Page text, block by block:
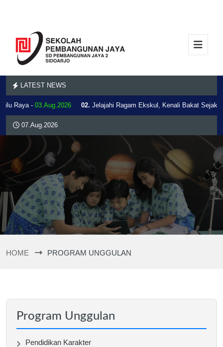
LATEST NEWS
Raya -03.Aug.2026 02.Jelajahi Ragam Ekskul, Kenali Bakat Sejak
07.Aug.2026
HOME PROGRAM UNGGULAN
Program Unggulan
Pendidikan Karakter